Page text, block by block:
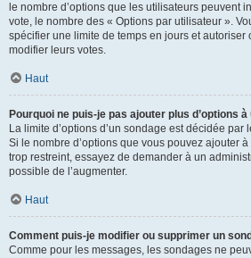
le nombre d’options que les utilisateurs peuvent
vote, le nombre des « Options par utilisateur ».
spécifier une limite de temps en jours et autoriser
modifier leurs votes.
Haut
Pourquoi ne puis-je pas ajouter plus d’options à
La limite d’options d’un sondage est décidée
Si le nombre d’options que vous pouvez ajouter
trop restreint, essayez de demander à un
possible de l’augmenter.
Haut
Comment puis-je modifier ou supprimer un
Comme pour les messages, les sondages ne